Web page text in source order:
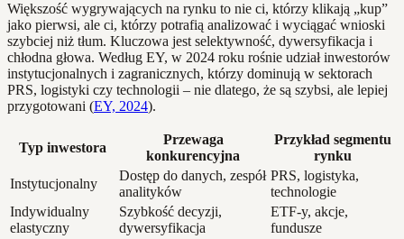
Większość wygrywających na rynku to nie ci, którzy klikają „kup”
jako pierwsi, ale ci, którzy potrafią analizować i wyciągać wnioski
szybciej niż tłum. Kluczowa jest selektywność, dywersyfikacja i
chłodna głowa. Według EY, w 2024 roku rośnie udział inwestorów
instytucjonalnych i zagranicznych, którzy dominują w sektorach
PRS, logistyki czy technologii – nie dlatego, że są szybsi, ale lepiej
przygotowani (EY, 2024).
Typ inwestora
Przewaga
konkurencyjna
Przykład segmentu
rynku
Instytucjonalny
Dostęp do danych, zespół
analityków
PRS, logistyka,
technologie
Indywidualny
elastyczny
Szybkość decyzji,
dywersyfikacja
ETF-y, akcje,
fundusze